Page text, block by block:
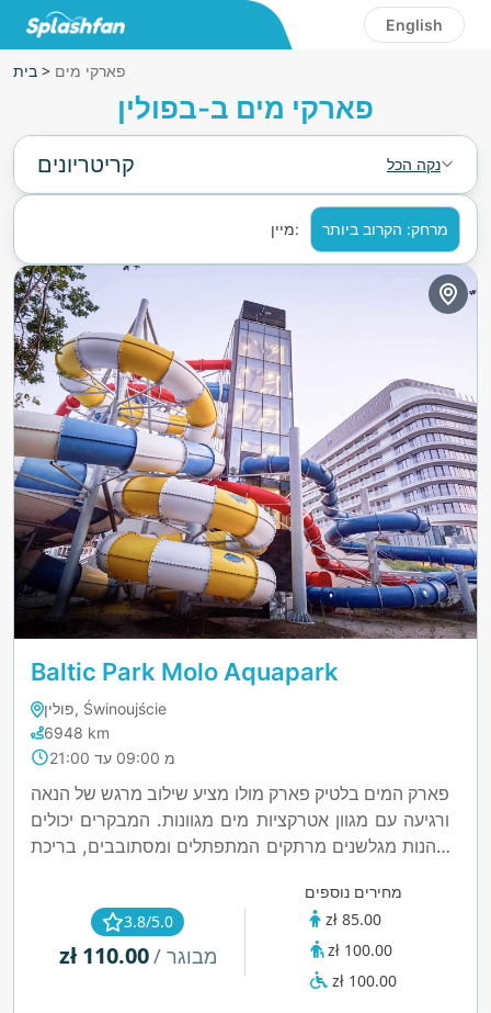
English
בית > פארקי מים
פארקי מים ב-בפולין
קריטריונים נקה הכל
מיין: מרחק: הקרוב ביותר
Baltic Park Molo Aquapark
פולין, Świnoujście
6948 km
מ 09:00 עד 21:00
פארק המים בלטיק פארק מולו מציע שילוב מרגש של הנאה
ורגיעה עם מגוון אטרקציות מים מגוונות. המבקרים יכולים
ליהנות מגלשנים מרתקים המתפתלים ומסתובבים, בריכת
המתאימות למשפחות ולשחיינים כאחד. פארק המים כולל
גם אזור ספא מרגיע עם סאונות וג'קוזי, המעניקים את האיזון
המושלם בין אדרנלין ושלווה. עם מתקנים מודרניים ואווירה
תוססת, זהו יעד מוביל לאוהבי המים המחפשים גם
3.8/5.0
zł 110.00 / מבוגר
מחירים נוספים
zł 85.00
zł 100.00
zł 100.00